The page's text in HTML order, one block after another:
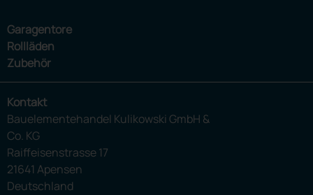
Garagentore
Rollläden
Zubehör
Kontakt
Bauelementehandel Kulikowski GmbH &
Co. KG
Raiffeisenstrasse 17
21641 Apensen
Deutschland